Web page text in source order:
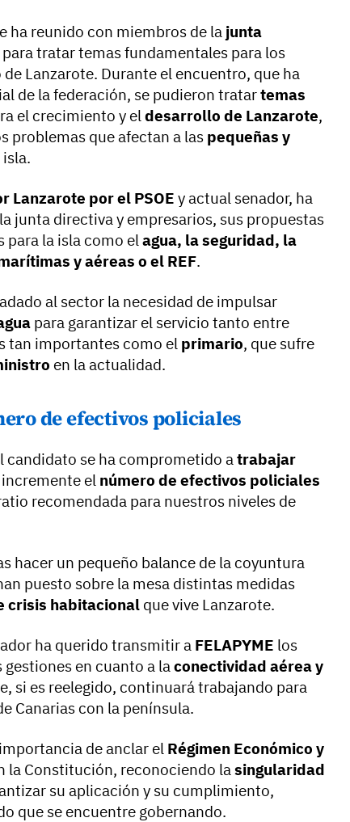
ha reunido con miembros de la junta
para tratar temas fundamentales para los
Lanzarote. Durante el encuentro, que ha
de la federación, se pudieron tratartemas
el crecimiento y eldesarrollo de Lanzarote,
problemas que afectan a las pequeñas y
isla.
Lanzarote por el PSOE y actual senador, ha
junta directiva y empresarios, sus propuestas
para la isla como elagua, la seguridad, la
y aéreas o el REF.
al sector la necesidad de impulsar
para garantizar el servicio tanto entre
tan importantes como el primario, que sufre
en la actualidad.
de efectivos policiales
candidato se ha comprometido atrabajar
el número de efectivos policiales
recomendada para nuestros niveles de
hacer un pequeño balance de la coyuntura
puesto sobre la mesa distintas medidas
crisis habitacional que vive Lanzarote.
ha querido transmitir a FELAPYME los
en cuanto a laconectividad aérea y
si es reelegido, continuará trabajando para
Canarias con la península.
de anclar el Régimen Económico y
la Constitución, reconociendo lasingularidad
su aplicación y su cumplimiento,
que se encuentre gobernando.